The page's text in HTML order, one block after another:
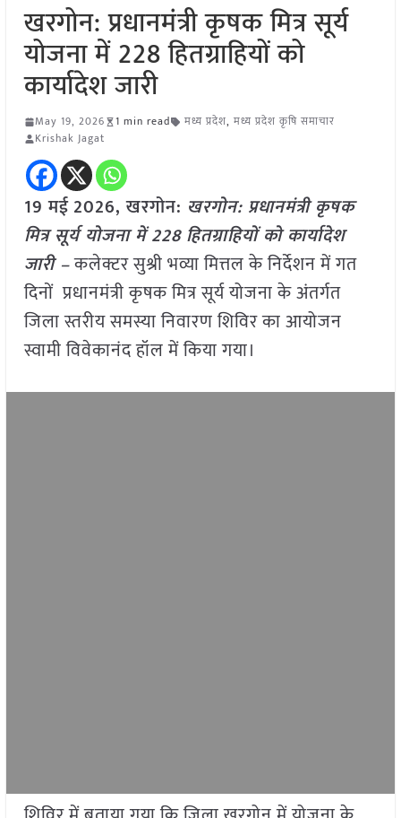
खरगोन: प्रधानमंत्री कृषक मित्र सूर्य
योजना में 228 हितग्राहियों को
कार्यादेश जारी
May 19, 2026 1 min read मध्य प्रदेश, मध्य प्रदेश कृषि समाचार
Krishak Jagat
19 मई2026,खरगोन: खरगोन: प्रधानमंत्री कृषक
मित्र सूर्य योजना में 228 हितग्राहियों को कार्यादेश
जारी –कलेक्टर सुश्री भव्या मित्तल के निर्देशन में गत
दिनों प्रधानमंत्री कृषक मित्र सूर्य योजना के अंतर्गत
जिला स्तरीय समस्या निवारण शिविर का आयोजन
स्वामी विवेकानंद हॉल में किया गया।